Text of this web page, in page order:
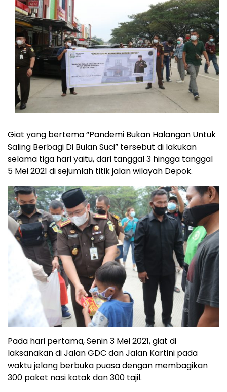
Giat yang bertema “Pandemi Bukan Halangan Untuk
Saling Berbagi Di Bulan Suci” tersebut di lakukan
selama tiga hari yaitu, dari tanggal 3 hingga tanggal
5 Mei 2021 di sejumlah titik jalan wilayah Depok.
Pada hari pertama, Senin 3 Mei 2021, giat di
laksanakan di Jalan GDC dan Jalan Kartini pada
waktu jelang berbuka puasa dengan membagikan
300 paket nasi kotak dan 300 tajil.